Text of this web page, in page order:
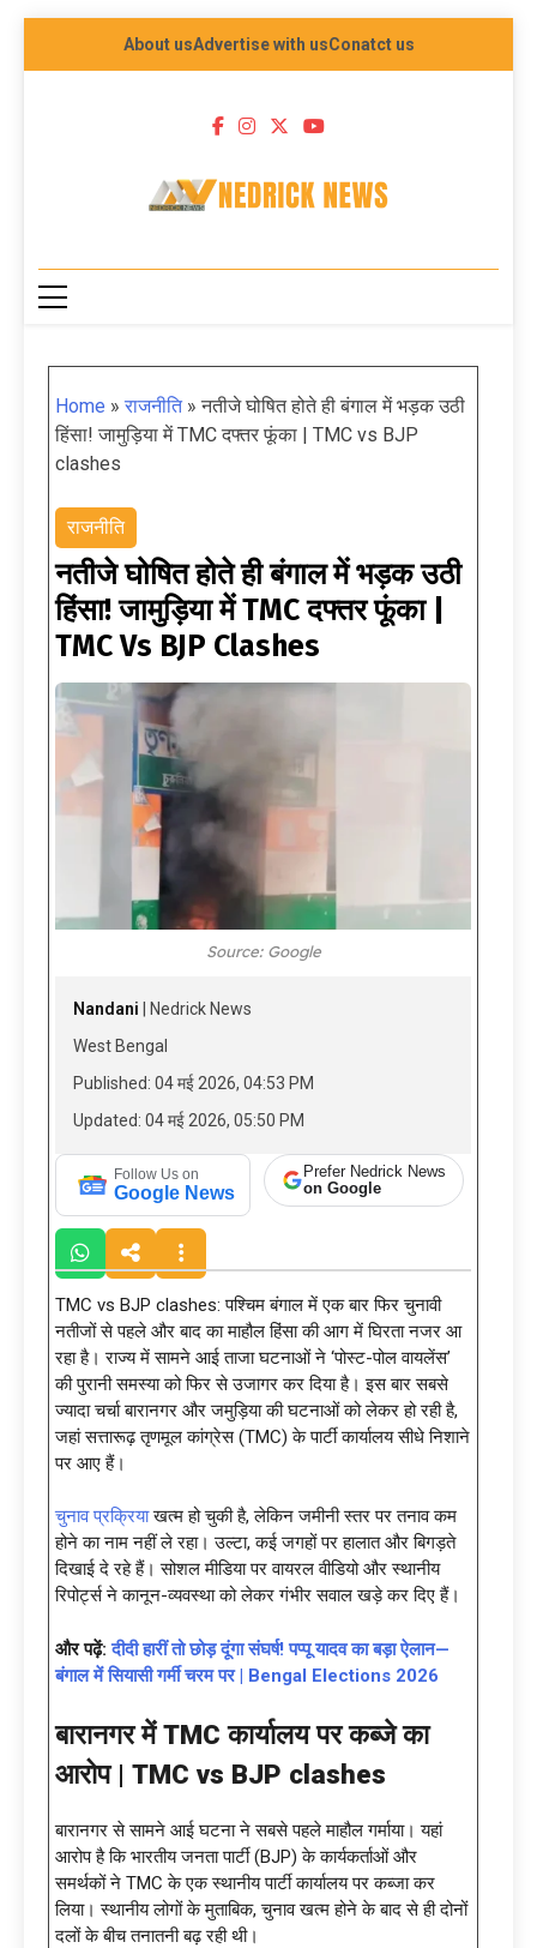
About usAdvertise with usConatct us
NEDRICK NEWS
Home »राजनीति»नतीजे घोषित होते ही बंगाल में भड़क उठी
हिंसा! जामुड़िया में TMC दफ्तर फूंका | TMC vs BJP
clashes
राजनीति
नतीजे घोषित होते ही बंगाल में भड़क उठी
हिंसा! जामुड़िया में TMC दफ्तर फूंका |
TMC Vs BJP Clashes
Source: Google
Nandani | Nedrick News
West Bengal
Published: 04 मई 2026, 04:53 PM
Updated: 04 मई 2026, 05:50 PM
Follow Us on
Google News
Prefer Nedrick News
on Google
TMC vs BJP clashes: पश्चिम बंगाल में एक बार फिर चुनावी
नतीजों से पहले और बाद का माहौल हिंसा की आग में घिरता नजर आ
रहा है। राज्य में सामने आई ताजा घटनाओं ने ‘पोस्ट-पोल वायलेंस’
की पुरानी समस्या को फिर से उजागर कर दिया है। इस बार सबसे
ज्यादा चर्चा बारानगर और जमुड़िया की घटनाओं को लेकर हो रही है,
जहां सत्तारूढ़ तृणमूल कांग्रेस (TMC) के पार्टी कार्यालय सीधे निशाने
पर आए हैं।
चुनाव प्रक्रियाखत्म हो चुकी है, लेकिन जमीनी स्तर पर तनाव कम
होने का नाम नहीं ले रहा। उल्टा, कई जगहों पर हालात और बिगड़ते
दिखाई दे रहे हैं। सोशल मीडिया पर वायरल वीडियो और स्थानीय
रिपोर्ट्स ने कानून-व्यवस्था को लेकर गंभीर सवाल खड़े कर दिए हैं।
और पढ़ें:दीदी हारीं तो छोड़ दूंगा संघर्ष! पप्पू यादव का बड़ा ऐलान—
बंगाल में सियासी गर्मी चरम पर | Bengal Elections 2026
बारानगर मेंTMC कार्यालय पर कब्जे का
आरोप | TMC vs BJP clashes
बारानगर से सामने आई घटना ने सबसे पहले माहौल गर्माया। यहां
आरोप है कि भारतीय जनता पार्टी (BJP) के कार्यकर्ताओं और
समर्थकों ने TMC के एक स्थानीय पार्टी कार्यालय पर कब्जा कर
लिया। स्थानीय लोगों के मुताबिक, चुनाव खत्म होने के बाद से ही दोनों
दलों के बीच तनातनी बढ़ रही थी।